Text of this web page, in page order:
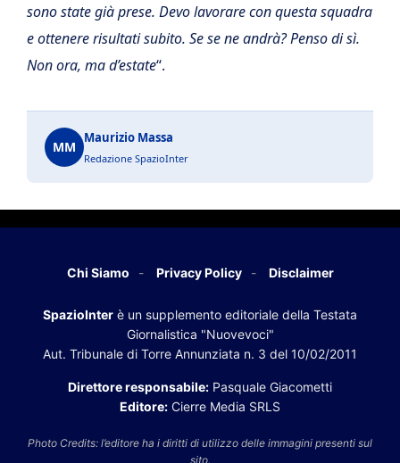
sono state già prese. Devo lavorare con questa squadra
e ottenere risultati subito. Se se ne andrà? Penso di sì.
Non ora, ma d’estate“.
MM
Maurizio Massa
Redazione SpazioInter
Chi Siamo Privacy Policy Disclaimer
SpazioInter è un supplemento editoriale della Testata
Giornalistica "Nuovevoci"
Aut. Tribunale di Torre Annunziata n. 3 del 10/02/2011
Direttore responsabile: Pasquale Giacometti
Editore: Cierre Media SRLS
Photo Credits: l’editore ha i diritti di utilizzo delle immagini presenti sul
sito.